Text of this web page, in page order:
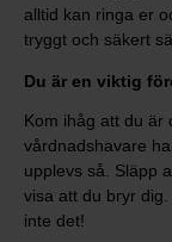
alltid kan ringa er
tryggt och säkert
Du är en viktig
Kom ihåg att du är
vårdnadshavare
upplevs så. Släpp
visa att du bryr
inte det!